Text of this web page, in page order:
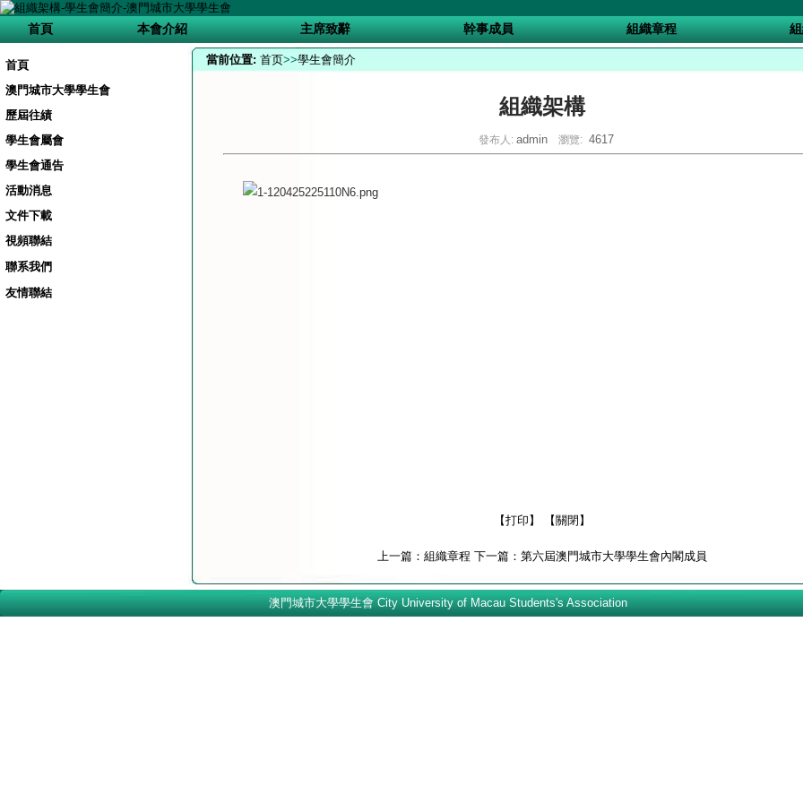
首頁 本會介紹 主席致辭 幹事成員 組織章程
首頁
澳門城市大學學生會
歷屆往績
學生會屬會
學生會通告
活動消息
文件下載
視頻聯結
聯系我們
友情聯結
當前位置: 首页>>學生會簡介
組織架構
發布人: admin 瀏覽: 4617
【打印 】 【 關閉 】
上一篇： 組織章程 下一篇： 第六屆澳門城市大學學生會內閣成員
澳門城市大學學生會 City University of Macau Students's Association